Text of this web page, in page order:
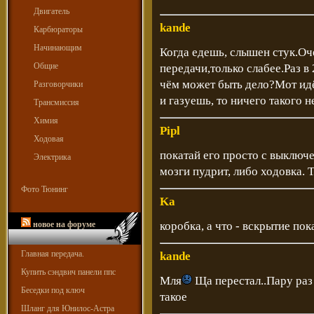
Двигатель
Карбюраторы
Начинающим
Общие
Разговорчики
Трансмиссия
Химия
Ходовая
Электрика
Фото Тюнинг
новое на форуме
Главная передача.
Купить сэндвич панели ппс
Беседки под ключ
Шланг для Юнилос-Астра
kande
Когда едешь, слышен
передачи,только слабее.Раз
чём может быть дело?Мот
и газуешь, то ничего такого
Pipl
покатай его просто с
мозги пудрит, либо ходовка.
Ka
коробка, а что - вскрытие
kande
Мля
Ща перестал..Пару раз
такое